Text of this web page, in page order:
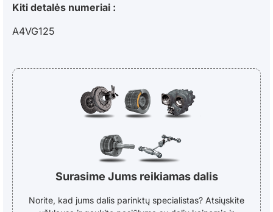
Kiti detalės numeriai :
A4VG125
Surasime Jums reikiamas dalis
Norite, kad jums dalis parinktų specialistas? Atsiųskite